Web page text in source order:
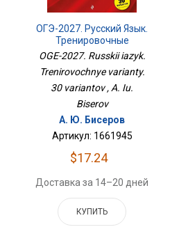
ОГЭ-2027. Русский Язык.
Тренировочные
Варианты. 30 Вариантов
OGE-2027. Russkii iazyk.
Trenirovochnye varianty.
30 variantov , A. Iu.
Biserov
А. Ю. Бисеров
Артикул: 1661945
$17.24
Доставка за 14–20 дней
КУПИТЬ